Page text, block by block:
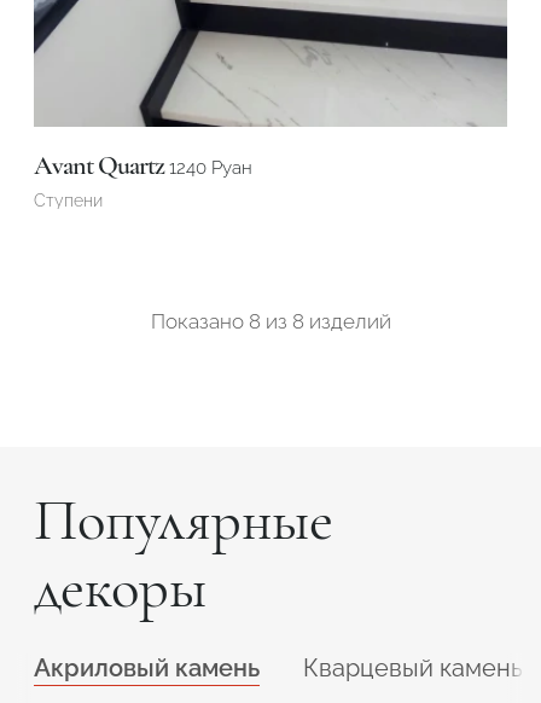
Avant Quartz1240 Руан
Ступени
Показано 8 из 8 изделий
Популярные
декоры
Акриловый камень Кварцевый камень